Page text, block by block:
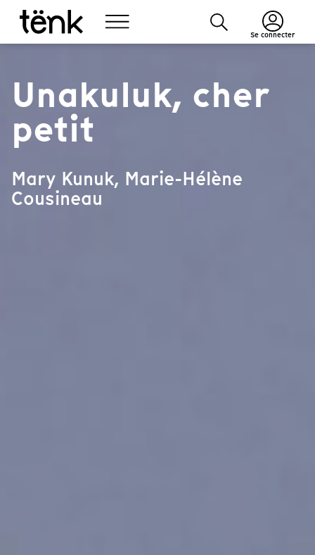
Se connecter
Unakuluk, cher
petit
Mary Kunuk, Marie-Hélène
Cousineau